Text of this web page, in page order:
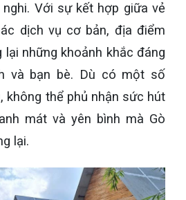
Với sự kết hợp giữa vẻ
dịch vụ cơ bản, địa điểm
lại những khoảnh khắc đáng
và bạn bè. Dù có một số
không thể phủ nhận sức hút
mát và yên bình mà Gò
lại.